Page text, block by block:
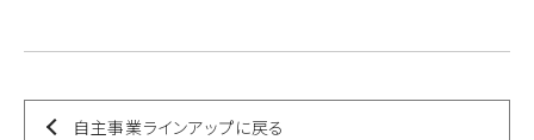
自主事業ラインアップに戻る